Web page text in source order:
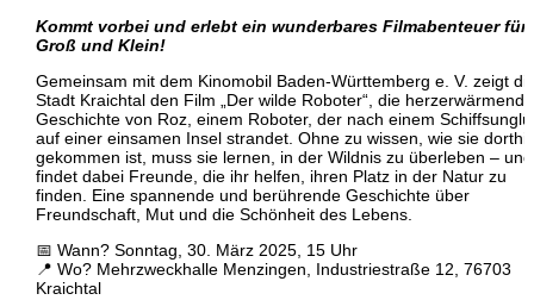
Kommt vorbei und erlebt ein wunderbares Filmabenteuer für
Groß und Klein!
Gemeinsam mit dem Kinomobil Baden-Württemberg e. V. zeigt
Stadt Kraichtal den Film „Der wilde Roboter“, die herzerwärmende
Geschichte von Roz, einem Roboter, der nach einem
auf einer einsamen Insel strandet. Ohne zu wissen, wie sie
gekommen ist, muss sie lernen, in der Wildnis zu überleben – und
findet dabei Freunde, die ihr helfen, ihren Platz in der Natur zu
finden. Eine spannende und berührende Geschichte über
Freundschaft, Mut und die Schönheit des Lebens.
📅 Wann? Sonntag, 30. März 2025, 15 Uhr
📍 Wo? Mehrzweckhalle Menzingen, Industriestraße 12, 76703
Kraichtal